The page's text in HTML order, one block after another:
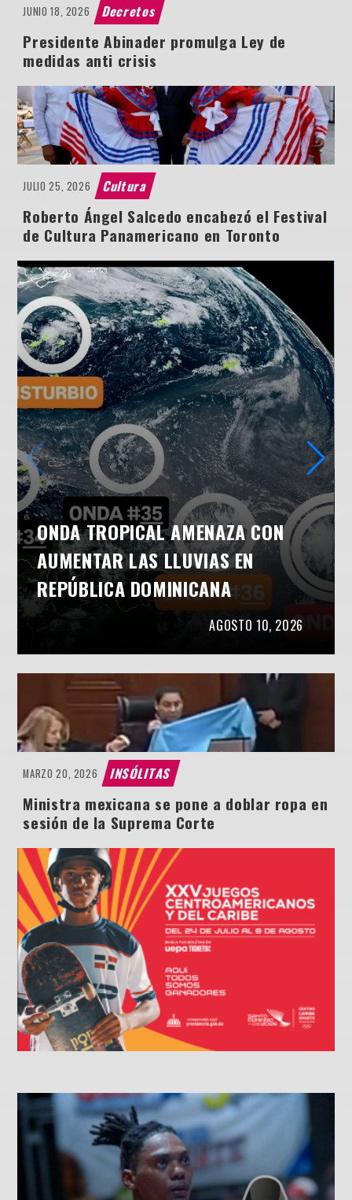
JUNIO 18, 2026 Decretos
Presidente Abinader promulga Ley de
medidas anti crisis
JULIO 25, 2026 Cultura
Roberto Ángel Salcedo encabezó el Festival
de Cultura Panamericano en Toronto
ONDA TROPICAL AMENAZA CON
AUMENTAR LAS LLUVIAS EN
REPÚBLICA DOMINICANA
AGOSTO 10, 2026
MARZO 20, 2026 INSÓLITAS
Ministra mexicana se pone a doblar ropa en
sesión de la Suprema Corte